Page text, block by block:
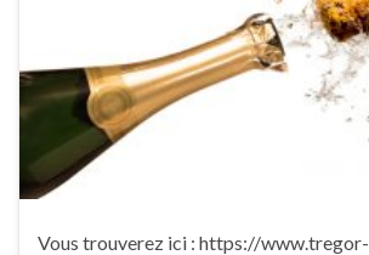
Vous trouverez ici : https://www.tregor-